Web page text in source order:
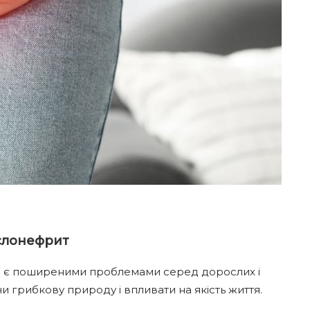
є поширеними проблемами серед дорослих і
грибкову природу і впливати на якість життя.